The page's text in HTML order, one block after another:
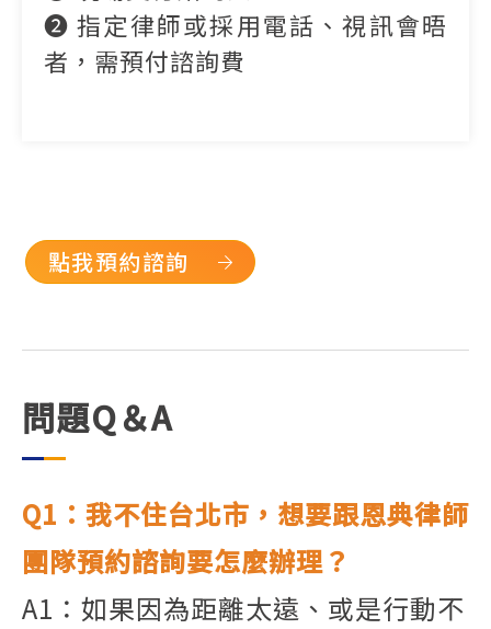
➋指定律師或採用電話、視訊會晤
者，需預付諮詢費
點我預約諮詢
問題Q＆A
Q1： 我不住台北市，想要跟恩典律師
團隊預約諮詢要怎麼辦理？
A1：如果因為距離太遠、或是行動不